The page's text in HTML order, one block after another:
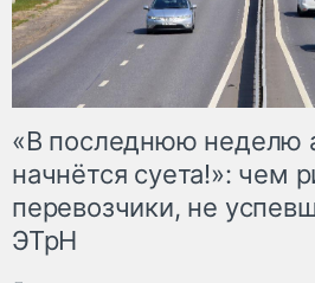
«В последнюю неделю
начнётся суета!»: чем
перевозчики, не
ЭТрН